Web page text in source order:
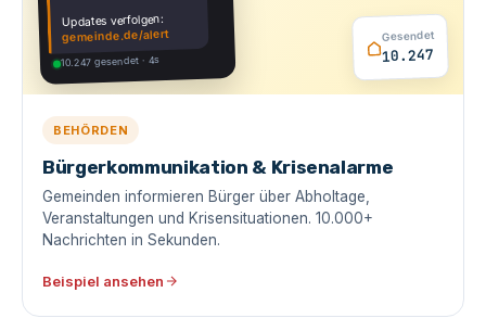
Updates verfolgen:
gemeinde.de/alert
10.247 gesendet · 4s
Gesendet
10.247
BEHÖRDEN
Bürgerkommunikation & Krisenalarme
Gemeinden informieren Bürger über Abholtage,
Veranstaltungen und Krisensituationen. 10.000+
Nachrichten in Sekunden.
Beispiel ansehen